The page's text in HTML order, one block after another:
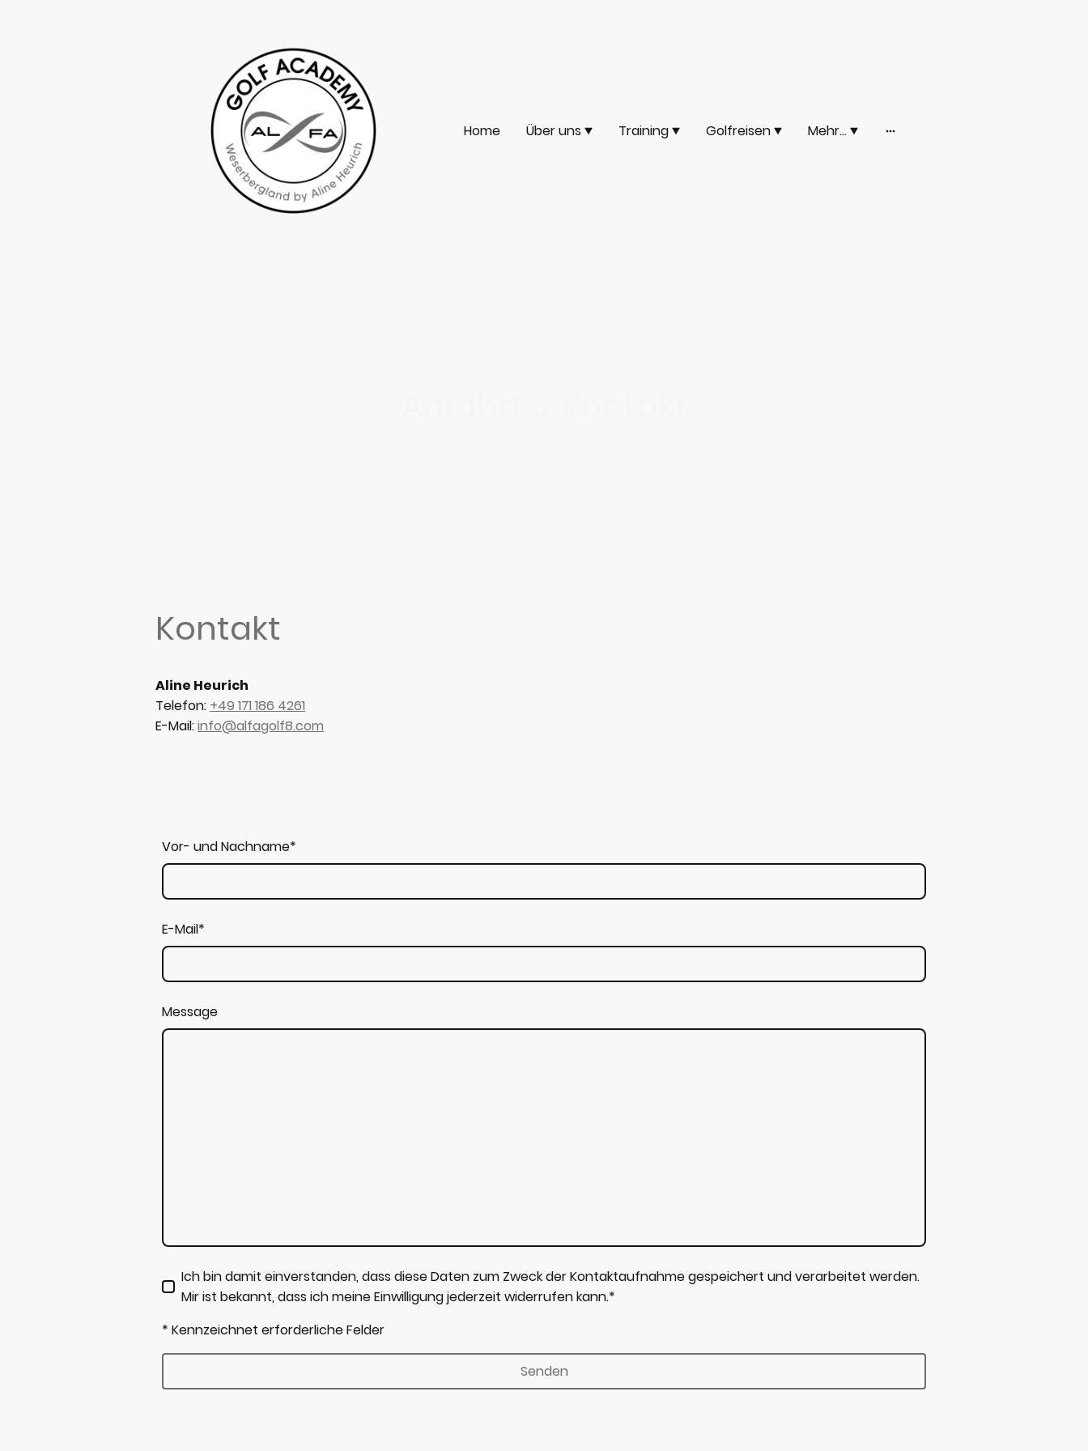
Home Über uns Training Golfreisen Mehr...
Aline Heurich
Telefon: +49 171 186 4261
E-Mail:info@alfagolf8.com
Kontakt
Vor- und Nachname*
E-Mail*
Message
Ich bin damit einverstanden, dass diese Daten zum Zweck der Kontaktaufnahme gespeichert und verarbeitet werden.
Mir ist bekannt, dass ich meine Einwilligung jederzeit widerrufen kann.*
* Kennzeichnet erforderliche Felder
Senden